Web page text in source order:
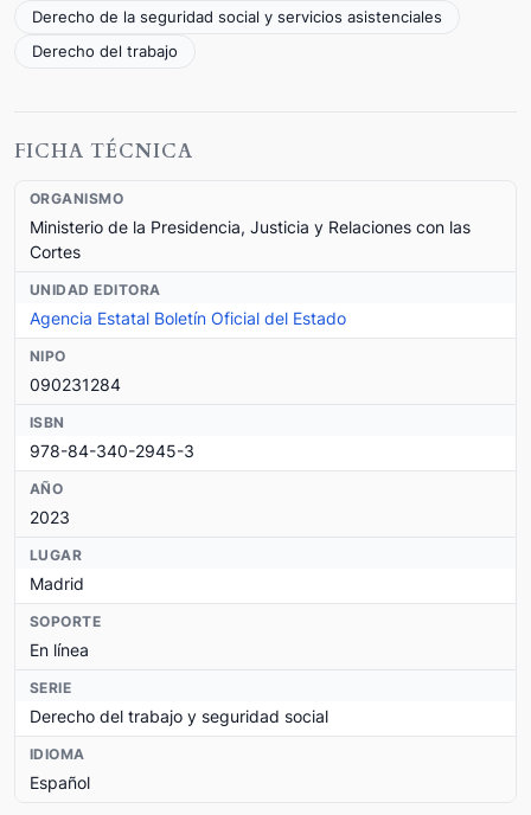
Derecho de la seguridad social y servicios asistenciales
Derecho del trabajo
FICHA TÉCNICA
ORGANISMO
Ministerio de la Presidencia, Justicia y Relaciones con las
Cortes
UNIDAD EDITORA
Agencia Estatal Boletín Oficial del Estado
NIPO
090231284
ISBN
978-84-340-2945-3
AÑO
2023
LUGAR
Madrid
SOPORTE
En línea
SERIE
Derecho del trabajo y seguridad social
IDIOMA
Español